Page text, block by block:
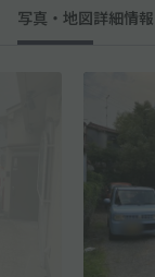
写真・地図詳細情報